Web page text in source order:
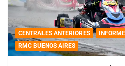
CENTRALES ANTERIORES
RMC BUENOS AIRES